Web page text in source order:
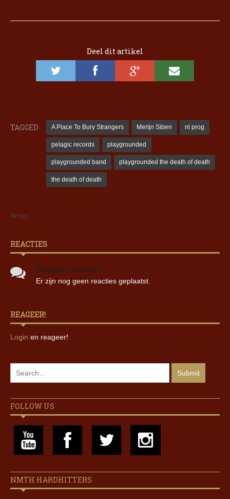
Deel dit artikel
TAGGED A Place To Bury Strangers Merijn Siben nl prog
pelagic records playgrounded
playgrounded band playgrounded the death of death
the death of death
Array
REACTIES
Nog geen reacties!
Er zijn nog geen reacties geplaatst.
REAGEER!
Login en reageer!
FOLLOW US
NMTH HARDHITTERS